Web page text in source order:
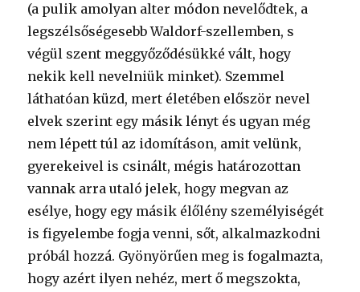
(a pulik amolyan alter módon nevelődtek, a
legszélsőségesebb Waldorf-szellemben, s
végül szent meggyőződésükké vált, hogy
nekik kell nevelniük minket). Szemmel
láthatóan küzd, mert életében először nevel
elvek szerint egy másik lényt és ugyan még
nem lépett túl az idomításon, amit velünk,
gyerekeivel is csinált, mégis határozottan
vannak arra utaló jelek, hogy megvan az
esélye, hogy egy másik élőlény személyiségét
is figyelembe fogja venni, sőt, alkalmazkodni
próbál hozzá. Gyönyörűen meg is fogalmazta,
hogy azért ilyen nehéz, mert ő megszokta,